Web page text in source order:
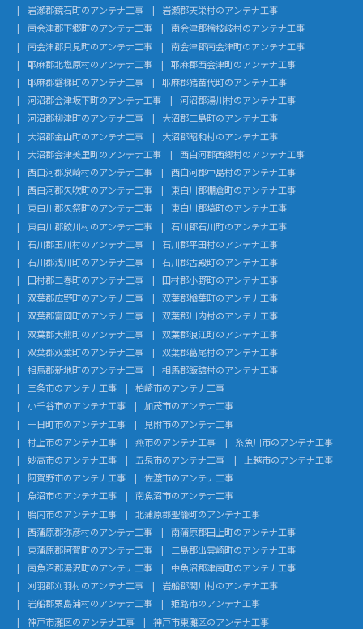
岩瀬郡鏡石町のアンテナ工事
岩瀬郡天栄村のアンテナ工事
南会津郡下郷町のアンテナ工事
南会津郡檜枝岐村のアンテナ工事
南会津郡只見町のアンテナ工事
南会津郡南会津町のアンテナ工事
耶麻郡北塩原村のアンテナ工事
耶麻郡西会津町のアンテナ工事
耶麻郡磐梯町のアンテナ工事
耶麻郡猪苗代町のアンテナ工事
河沼郡会津坂下町のアンテナ工事
河沼郡湯川村のアンテナ工事
河沼郡柳津町のアンテナ工事
大沼郡三島町のアンテナ工事
大沼郡金山町のアンテナ工事
大沼郡昭和村のアンテナ工事
大沼郡会津美里町のアンテナ工事
西白河郡西郷村のアンテナ工事
西白河郡泉崎村のアンテナ工事
西白河郡中島村のアンテナ工事
西白河郡矢吹町のアンテナ工事
東白川郡棚倉町のアンテナ工事
東白川郡矢祭町のアンテナ工事
東白川郡塙町のアンテナ工事
東白川郡鮫川村のアンテナ工事
石川郡石川町のアンテナ工事
石川郡玉川村のアンテナ工事
石川郡平田村のアンテナ工事
石川郡浅川町のアンテナ工事
石川郡古殿町のアンテナ工事
田村郡三春町のアンテナ工事
田村郡小野町のアンテナ工事
双葉郡広野町のアンテナ工事
双葉郡楢葉町のアンテナ工事
双葉郡富岡町のアンテナ工事
双葉郡川内村のアンテナ工事
双葉郡大熊町のアンテナ工事
双葉郡浪江町のアンテナ工事
双葉郡双葉町のアンテナ工事
双葉郡葛尾村のアンテナ工事
相馬郡新地町のアンテナ工事
相馬郡飯舘村のアンテナ工事
三条市のアンテナ工事
柏崎市のアンテナ工事
小千谷市のアンテナ工事
加茂市のアンテナ工事
十日町市のアンテナ工事
見附市のアンテナ工事
村上市のアンテナ工事
燕市のアンテナ工事
糸魚川市のアンテナ工事
妙高市のアンテナ工事
五泉市のアンテナ工事
上越市のアンテナ工事
阿賀野市のアンテナ工事
佐渡市のアンテナ工事
魚沼市のアンテナ工事
南魚沼市のアンテナ工事
胎内市のアンテナ工事
北蒲原郡聖籠町のアンテナ工事
西蒲原郡弥彦村のアンテナ工事
南蒲原郡田上町のアンテナ工事
東蒲原郡阿賀町のアンテナ工事
三島郡出雲崎町のアンテナ工事
南魚沼郡湯沢町のアンテナ工事
中魚沼郡津南町のアンテナ工事
刈羽郡刈羽村のアンテナ工事
岩船郡関川村のアンテナ工事
岩船郡粟島浦村のアンテナ工事
姫路市のアンテナ工事
神戸市灘区のアンテナ工事
神戸市東灘区のアンテナ工事